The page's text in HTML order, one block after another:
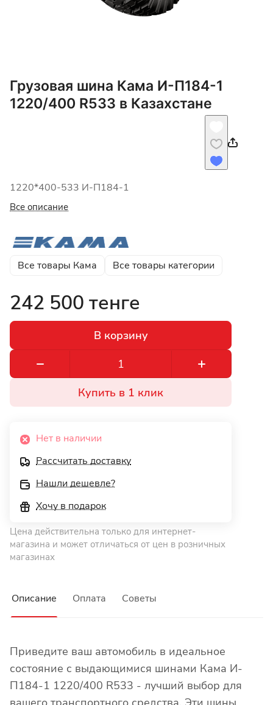
Грузовая шина Кама И-П184-1
1220/400 R533 в Казахстане
1220*400-533 И-П184-1
Все описание
Все товары Кама Все товары категории
242 500 тенге
В корзину
Купить в 1 клик
Нет в наличии
Рассчитать доставку
Нашли дешевле?
Хочу в подарок
Цена действительна только для интернет-
магазина и может отличаться от цен в розничных
магазинах
Описание Оплата Советы
Приведите ваш автомобиль в идеальное
состояние с выдающимися шинами Кама И-
П184-1 1220/400 R533 - лучший выбор для